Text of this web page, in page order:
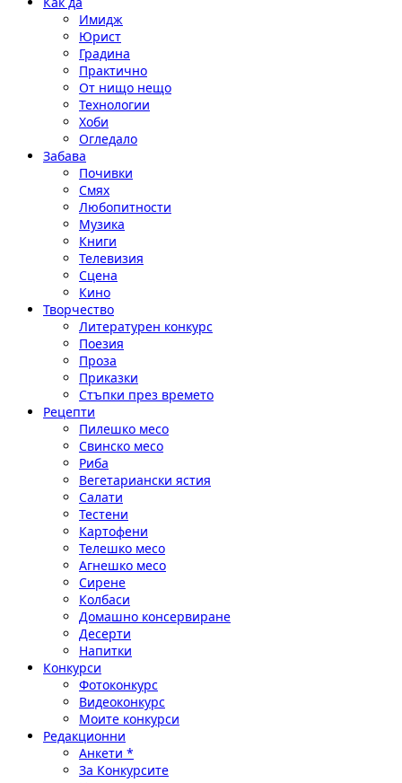
Имидж
Юрист
Градина
Практично
От нищо нещо
Технологии
Хоби
Огледало
Забава
Почивки
Смях
Любопитности
Музика
Книги
Телевизия
Сцена
Кино
Творчество
Литературен конкурс
Поезия
Проза
Приказки
Стъпки през времето
Рецепти
Пилешко месо
Свинско месо
Риба
Вегетариански ястия
Салати
Тестени
Картофени
Телешко месо
Агнешко месо
Сирене
Колбаси
Домашно консервиране
Десерти
Напитки
Конкурси
Фотоконкурс
Видеоконкурс
Моите конкурси
Редакционни
Анкети *
За Конкурсите